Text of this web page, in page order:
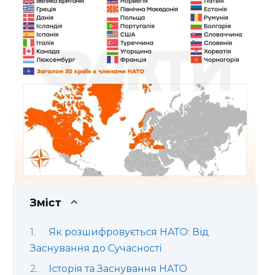
Зміст
Як розшифровується НАТО: Від
Заснування до Сучасності
Історія та Заснування НАТО